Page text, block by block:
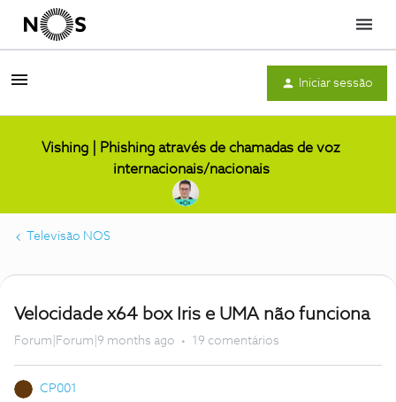
Menu
Iniciar sessão
Vishing | Phishing através de chamadas de voz
internacionais/nacionais
Televisão NOS
Velocidade x64 box Iris e UMA não funciona
Forum|Forum|9 months ago 19 comentários
CP001